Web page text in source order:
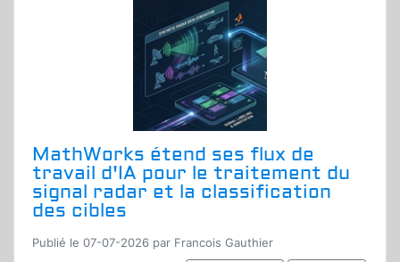
MathWorks étend ses flux de
travail d'IA pour le traitement du
signal radar et la classification
des cibles
Publié le 07-07-2026 par Francois Gauthier